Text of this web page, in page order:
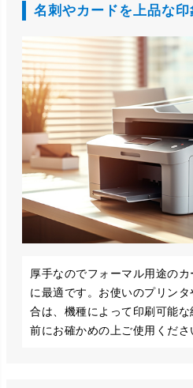
名刺やカードを上品な印
厚手なのでフォーマル用途の
に最適です。お使いのプリン
合は、機種によって印刷可能
前にお確かめの上ご使用くださ